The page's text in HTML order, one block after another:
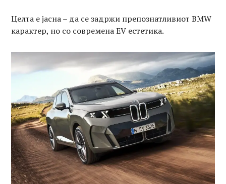
Целта е јасна – да се задржи препознатливиот BMW
карактер, но со современа EV естетика.